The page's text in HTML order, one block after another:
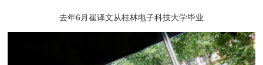
去年6月崔译文从桂林电子科技大学毕业